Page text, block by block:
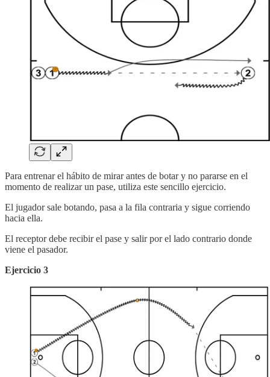
Para entrenar el hábito de mirar antes de botar y no pararse en el
momento de realizar un pase, utiliza este sencillo ejercicio.
El jugador sale botando, pasa a la fila contraria y sigue corriendo
hacia ella.
El receptor debe recibir el pase y salir por el lado contrario donde
viene el pasador.
Ejercicio 3